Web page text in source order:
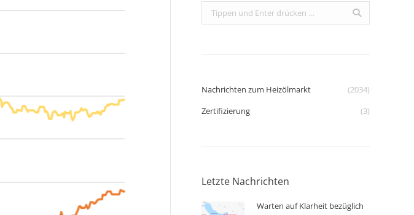
Search:
Nachrichten zum Heizölmarkt
(2034)
Zertifizierung
(3)
Letzte Nachrichten
Warten auf Klarheit bezüglich